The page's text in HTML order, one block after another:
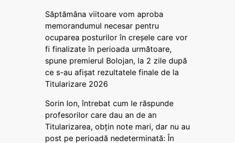
Săptămâna viitoare vom aproba
memorandumul necesar pentru
ocuparea posturilor în creșele care vor
fi finalizate în perioada următoare,
spune premierul Bolojan, la 2 zile după
ce s-au afișat rezultatele finale de la
Titularizare 2026
Sorin Ion, întrebat cum le răspunde
profesorilor care dau an de an
Titularizarea, obțin note mari, dar nu au
post pe perioadă nedeterminată: În